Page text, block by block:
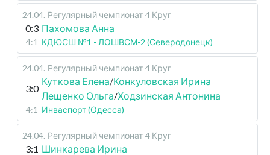
24.04. Регулярный чемпионат 4 Круг
0:3 Пахомова Анна
4:1 КДЮСШ №1 - ЛОШВСМ-2 (Северодонецк)
24.04. Регулярный чемпионат 4 Круг
3:0
Куткова Елена/Конкуловская Ирина
Лещенко Ольга/Ходзинская Антонина
4:1 Инваспорт (Одесса)
24.04. Регулярный чемпионат 4 Круг
3:1 Шинкарева Ирина